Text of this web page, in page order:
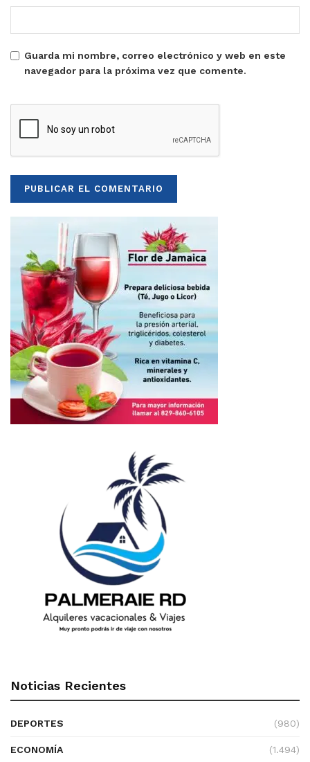
Guarda mi nombre, correo electrónico y web en este
navegador para la próxima vez que comente.
Noticias Recientes
DEPORTES (980)
ECONOMÍA (1.494)